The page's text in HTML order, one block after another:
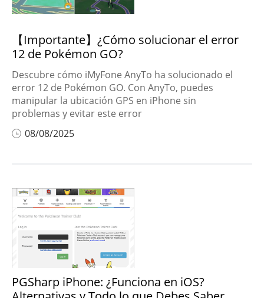
【Importante】¿Cómo solucionar el error
12 de Pokémon GO?
Descubre cómo iMyFone AnyTo ha solucionado el
error 12 de Pokémon GO. Con AnyTo, puedes
manipular la ubicación GPS en iPhone sin
problemas y evitar este error
08/08/2025
PGSharp iPhone: ¿Funciona en iOS?